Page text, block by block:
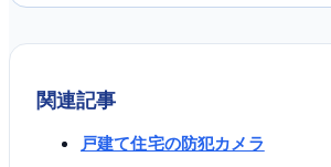
関連記事
戸建て住宅の防犯カメラ